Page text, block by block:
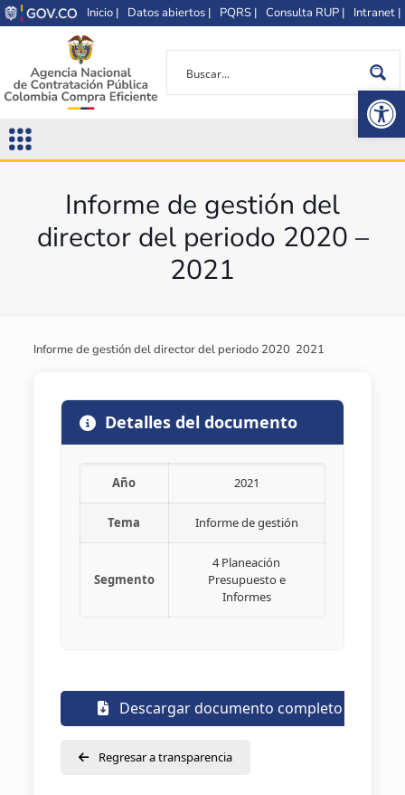
Inicio | Datos abiertos | PQRS | Consulta RUP | Intranet |
Informe de gestión del
director del periodo 2020 –
2021
Informe de gestión del director del periodo 2020  2021
Detalles del documento
Año 2021
Tema Informe de gestión
Segmento
4 Planeación
Presupuesto e
Informes
Descargar documento completo
Regresar a transparencia